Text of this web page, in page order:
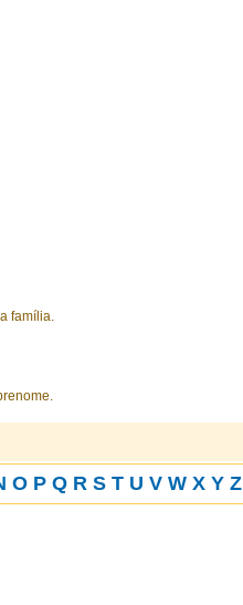
família.
O P Q R S T U V W X Y Z